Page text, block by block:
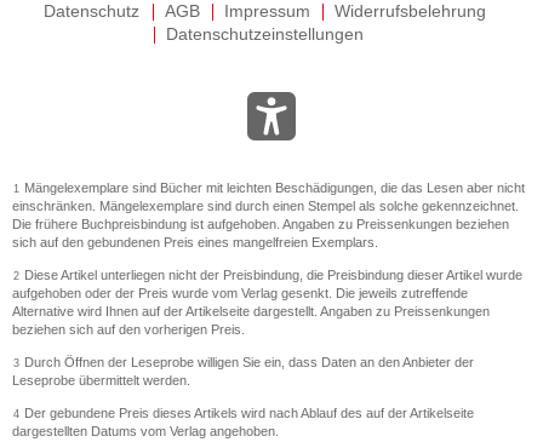
Datenschutz AGB Impressum
Widerrufsbelehrung
Datenschutzeinstellungen
1 Mängelexemplare sind Bücher mit leichten Beschädigungen, die das Lesen aber nicht
einschränken. Mängelexemplare sind durch einen Stempel als solche gekennzeichnet.
Die frühere Buchpreisbindung ist aufgehoben. Angaben zu Preissenkungen beziehen
sich auf den gebundenen Preis eines mangelfreien Exemplars.
2 Diese Artikel unterliegen nicht der Preisbindung, die Preisbindung dieser Artikel wurde
aufgehoben oder der Preis wurde vom Verlag gesenkt. Die jeweils zutreffende
Alternative wird Ihnen auf der Artikelseite dargestellt. Angaben zu Preissenkungen
beziehen sich auf den vorherigen Preis.
3 Durch Öffnen der Leseprobe willigen Sie ein, dass Daten an den Anbieter der
Leseprobe übermittelt werden.
4 Der gebundene Preis dieses Artikels wird nach Ablauf des auf der Artikelseite
dargestellten Datums vom Verlag angehoben.